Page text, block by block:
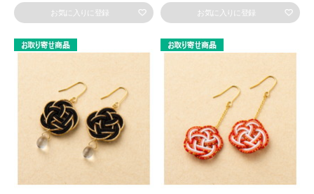
お気に入りに登録 お気に入りに登録